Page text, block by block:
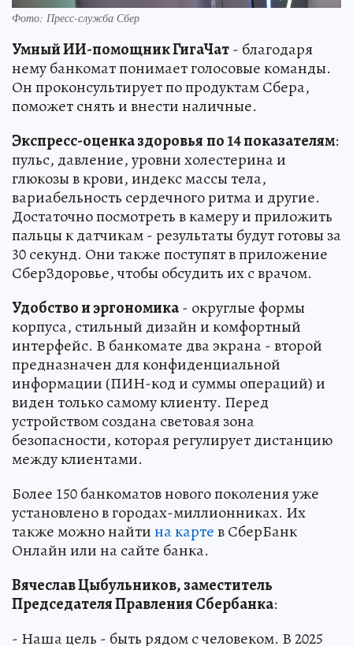
Фото: Пресс-служба Сбер
Умный ИИ-помощник ГигаЧат- благодаря
нему банкомат понимает голосовые команды.
Он проконсультирует по продуктам Сбера,
поможет снять и внести наличные.
Экспресс-оценка здоровьяпо 14 показателям:
пульс, давление, уровни холестерина и
глюкозы в крови, индекс массы тела,
вариабельность сердечного ритма и другие.
Достаточно посмотреть в камеру и приложить
пальцы к датчикам - результаты будут готовы за
30 секунд. Они также поступят в приложение
СберЗдоровье, чтобы обсудить их с врачом.
Удобство и эргономика- округлые формы
корпуса, стильный дизайн и комфортный
интерфейс. В банкомате два экрана - второй
предназначен для конфиденциальной
информации (ПИН-код и суммы операций) и
виден только самому клиенту. Перед
устройством создана световая зона
безопасности, которая регулирует дистанцию
между клиентами.
Более 150 банкоматов нового поколения уже
установлено в городах-миллионниках. Их
также можно найтина картев СберБанк
Онлайн или на сайте банка.
Вячеслав Цыбульников, заместитель
Председателя Правления Сбербанка:
- Наша цель - быть рядом с человеком. В 2025